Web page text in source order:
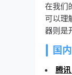
在我们
可以理
器则是
国内
腾